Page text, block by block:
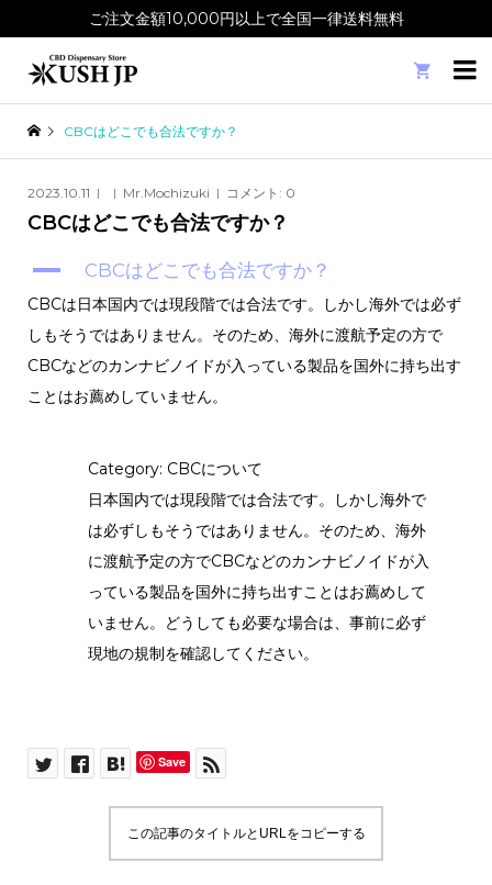
ご注文金額10,000円以上で全国一律送料無料

CBCはどこでも合法ですか？
2023.10.11 Mr.Mochizuki コメント: 0
CBCはどこでも合法ですか？
A CBCはどこでも合法ですか？
CBCは日本国内では現段階では合法です。しかし海外では必ず
しもそうではありません。そのため、海外に渡航予定の方で
CBCなどのカンナビノイドが入っている製品を国外に持ち出す
ことはお薦めしていません。
Category: CBCについて
日本国内では現段階では合法です。しかし海外で
は必ずしもそうではありません。そのため、海外
に渡航予定の方でCBCなどのカンナビノイドが入
っている製品を国外に持ち出すことはお薦めして
いません。どうしても必要な場合は、事前に必ず
現地の規制を確認してください。
Save
この記事のタイトルとURLをコピーする